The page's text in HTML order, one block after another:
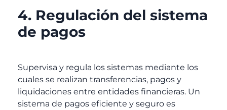
4. Regulación del sistema
de pagos
Supervisa y regula los sistemas mediante los
cuales se realizan transferencias, pagos y
liquidaciones entre entidades financieras. Un
sistema de pagos eficiente y seguro es